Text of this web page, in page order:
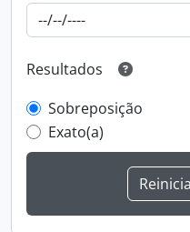
Resultados
Sobreposição
Exato(a)